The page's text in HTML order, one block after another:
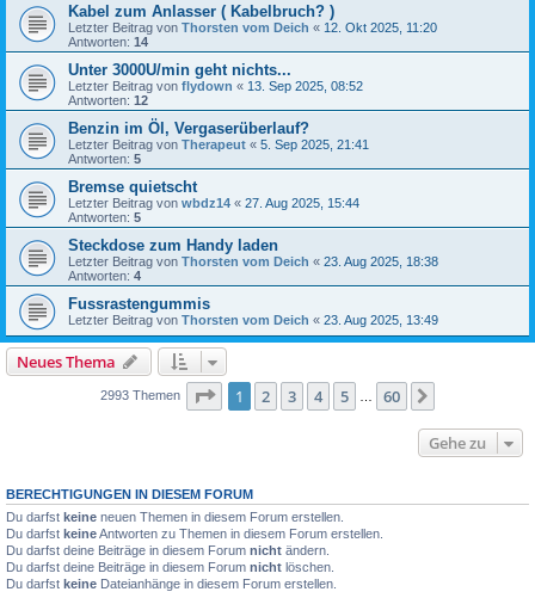
Kabel zum Anlasser ( Kabelbruch? )
Letzter Beitrag von Thorsten vom Deich « 12. Okt 2025, 11:20
Antworten: 14
Unter 3000U/min geht nichts...
Letzter Beitrag von flydown « 13. Sep 2025, 08:52
Antworten: 12
Benzin im Öl, Vergaserüberlauf?
Letzter Beitrag von Therapeut « 5. Sep 2025, 21:41
Antworten: 5
Bremse quietscht
Letzter Beitrag von wbdz14 « 27. Aug 2025, 15:44
Antworten: 5
Steckdose zum Handy laden
Letzter Beitrag von Thorsten vom Deich « 23. Aug 2025, 18:38
Antworten: 4
Fussrastengummis
Letzter Beitrag von Thorsten vom Deich « 23. Aug 2025, 13:49
Neues Thema
2993 Themen Seite 1von 60
1 2 3 4 5 60
Gehe zu
BERECHTIGUNGEN IN DIESEM FORUM
Du darfst keine neuen Themen in diesem Forum erstellen.
Du darfst keineAntworten zu Themen in diesem Forum erstellen.
Du darfst deine Beiträge in diesem Forum nicht ändern.
Du darfst deine Beiträge in diesem Forum nicht löschen.
Du darfst keine Dateianhänge in diesem Forum erstellen.